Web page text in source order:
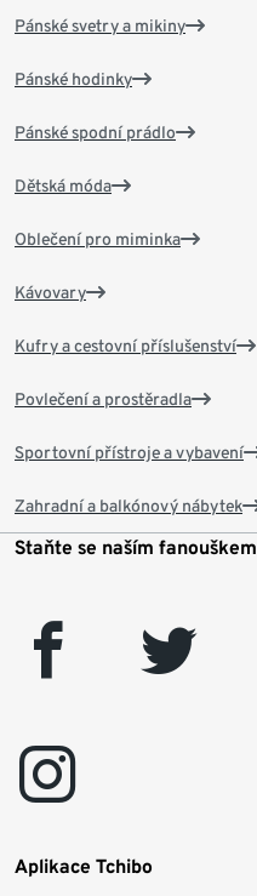
Pánské svetry a mikiny
Pánské hodinky
Pánské spodní prádlo
Dětská móda
Oblečení pro miminka
Kávovary
Kufry a cestovní příslušenství
Povlečení a prostěradla
Sportovní přístroje a vybavení
Zahradní a balkónový nábytek
Staňte se naším fanouškem
facebook twitter
instagram
Aplikace Tchibo